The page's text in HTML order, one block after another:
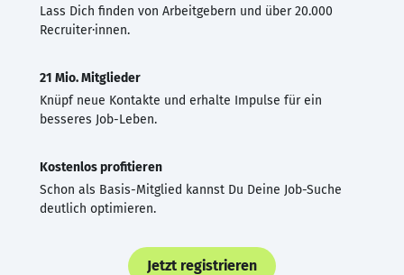
Lass Dich finden von Arbeitgebern und über 20.000
Recruiter·innen.
21 Mio. Mitglieder
Knüpf neue Kontakte und erhalte Impulse für ein
besseres Job-Leben.
Kostenlos profitieren
Schon als Basis-Mitglied kannst Du Deine Job-Suche
deutlich optimieren.
Jetzt registrieren